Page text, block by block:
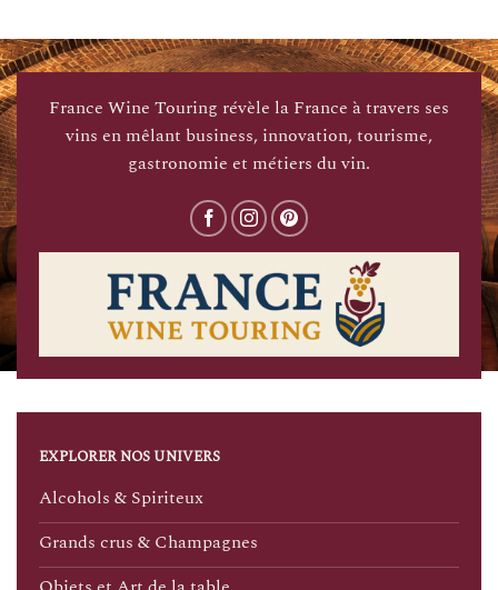
France Wine Touring révèle la France à travers ses
vins en mêlant business, innovation, tourisme,
gastronomie et métiers du vin.
EXPLORER NOS UNIVERS
Alcohols & Spiriteux
Grands crus & Champagnes